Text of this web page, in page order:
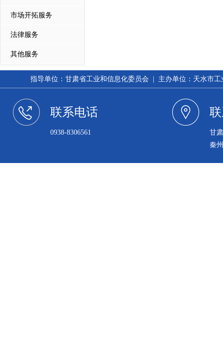
市场开拓服务
法律服务
其他服务
指导单位：甘肃省工业和信息化委员会 | 主办单位：天水市
联系电话
0938-8306561
甘
秦